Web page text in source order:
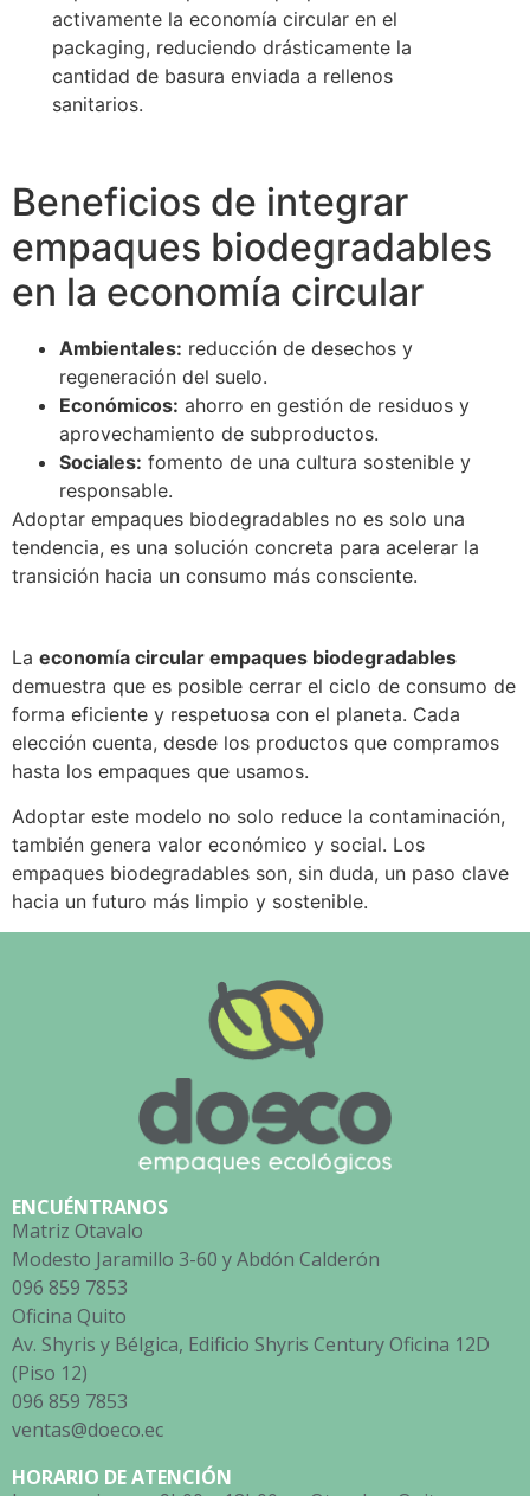
activamente la economía circular en el
packaging, reduciendo drásticamente la
cantidad de basura enviada a rellenos
sanitarios.
Beneficios de integrar
empaques biodegradables
en la economía circular
Ambientales: reducción de desechos y
regeneración del suelo.
Económicos: ahorro en gestión de residuos y
aprovechamiento de subproductos.
Sociales: fomento de una cultura sostenible y
responsable.
Adoptar empaques biodegradables no es solo una
tendencia, es una solución concreta para acelerar la
transición hacia un consumo más consciente.
La economía circular empaques biodegradables
demuestra que es posible cerrar el ciclo de consumo de
forma eficiente y respetuosa con el planeta. Cada
elección cuenta, desde los productos que compramos
hasta los empaques que usamos.
Adoptar este modelo no solo reduce la contaminación,
también genera valor económico y social. Los
empaques biodegradables son, sin duda, un paso clave
hacia un futuro más limpio y sostenible.
ENCUÉNTRANOS
Matriz Otavalo
Modesto Jaramillo 3-60 y Abdón Calderón
096 859 7853
Oficina Quito
Av. Shyris y Bélgica, Edificio Shyris Century Oficina 12D
(Piso 12)
096 859 7853
ventas@doeco.ec
HORARIO DE ATENCIÓN